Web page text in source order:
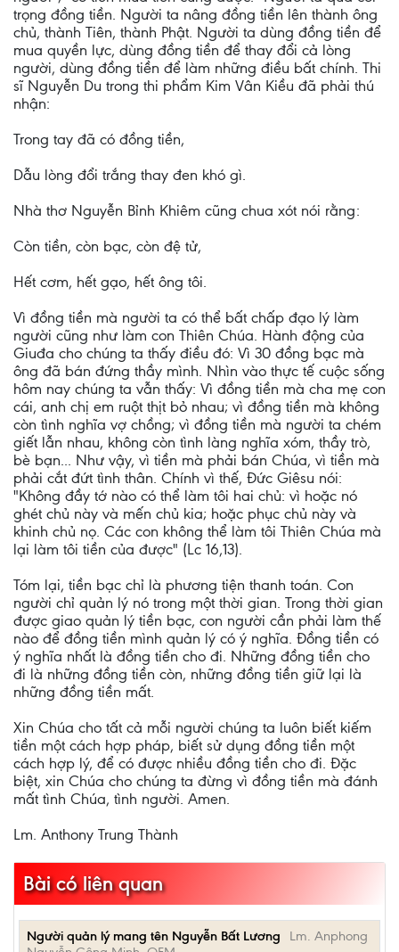
trọng đồng tiền. Người ta nâng đồng tiền lên thành ông
chủ, thành Tiên, thành Phật. Người ta dùng đồng tiền để
mua quyền lực, dùng đồng tiền để thay đổi cả lòng
người, dùng đồng tiền để làm những điều bất chính. Thi
sĩ Nguyễn Du trong thi phẩm Kim Vân Kiều đã phải thú
nhận:
Trong tay đã có đồng tiền,
Dẫu lòng đổi trắng thay đen khó gì.
Nhà thơ Nguyễn Bỉnh Khiêm cũng chua xót nói rằng:
Còn tiền, còn bạc, còn đệ tử,
Hết cơm, hết gạo, hết ông tôi.
Vì đồng tiền mà người ta có thể bất chấp đạo lý làm
người cũng như làm con Thiên Chúa. Hành động của
Giuđa cho chúng ta thấy điều đó: Vì 30 đồng bạc mà
ông đã bán đứng thầy mình. Nhìn vào thực tế cuộc sống
hôm nay chúng ta vẫn thấy: Vì đồng tiền mà cha mẹ con
cái, anh chị em ruột thịt bỏ nhau; vì đồng tiền mà không
còn tình nghĩa vợ chồng; vì đồng tiền mà người ta chém
giết lẫn nhau, không còn tình làng nghĩa xóm, thầy trò,
bè bạn... Như vậy, vì tiền mà phải bán Chúa, vì tiền mà
phải cắt đứt tình thân. Chính vì thế, Đức Giêsu nói:
"Không đầy tớ nào có thể làm tôi hai chủ: vì hoặc nó
ghét chủ này và mến chủ kia; hoặc phục chủ này và
khinh chủ nọ. Các con không thể làm tôi Thiên Chúa mà
lại làm tôi tiền của được" (Lc 16,13).
Tóm lại, tiền bạc chỉ là phương tiện thanh toán. Con
người chỉ quản lý nó trong một thời gian. Trong thời gian
được giao quản lý tiền bạc, con người cần phải làm thế
nào để đồng tiền mình quản lý có ý nghĩa. Đồng tiền có
ý nghĩa nhất là đồng tiền cho đi. Những đồng tiền cho
đi là những đồng tiền còn, những đồng tiền giữ lại là
những đồng tiền mất.
Xin Chúa cho tất cả mỗi người chúng ta luôn biết kiếm
tiền một cách hợp pháp, biết sử dụng đồng tiền một
cách hợp lý, để có được nhiều đồng tiền cho đi. Đặc
biệt, xin Chúa cho chúng ta đừng vì đồng tiền mà đánh
mất tình Chúa, tình người. Amen.
Lm. Anthony Trung Thành
Bài có liên quan
Người quản lý mang tên Nguyễn Bất Lương
Lm. Anphong